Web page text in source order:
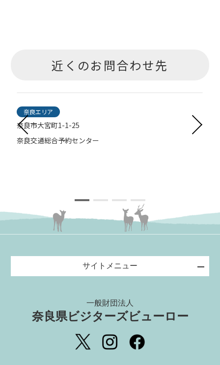
近くのお問合わせ先
奈良エリア
奈良市大宮町1-1-25
奈良交通総合予約センター
サイトメニュー
一般財団法人
奈良県ビジターズビューロー